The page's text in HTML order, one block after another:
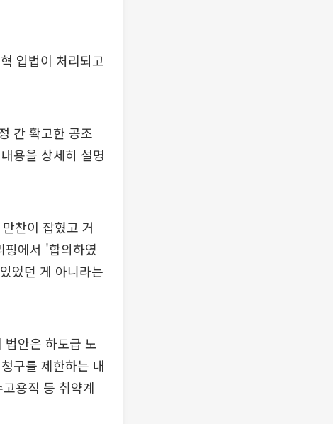
입법이 처리되고
간 확고한 공조
용을 상세히 설명
찬이 잡혔고 거
에서 '합의하였
었던 게 아니라는
법안은 하도급 노
구를 제한하는 내
용직 등 취약계